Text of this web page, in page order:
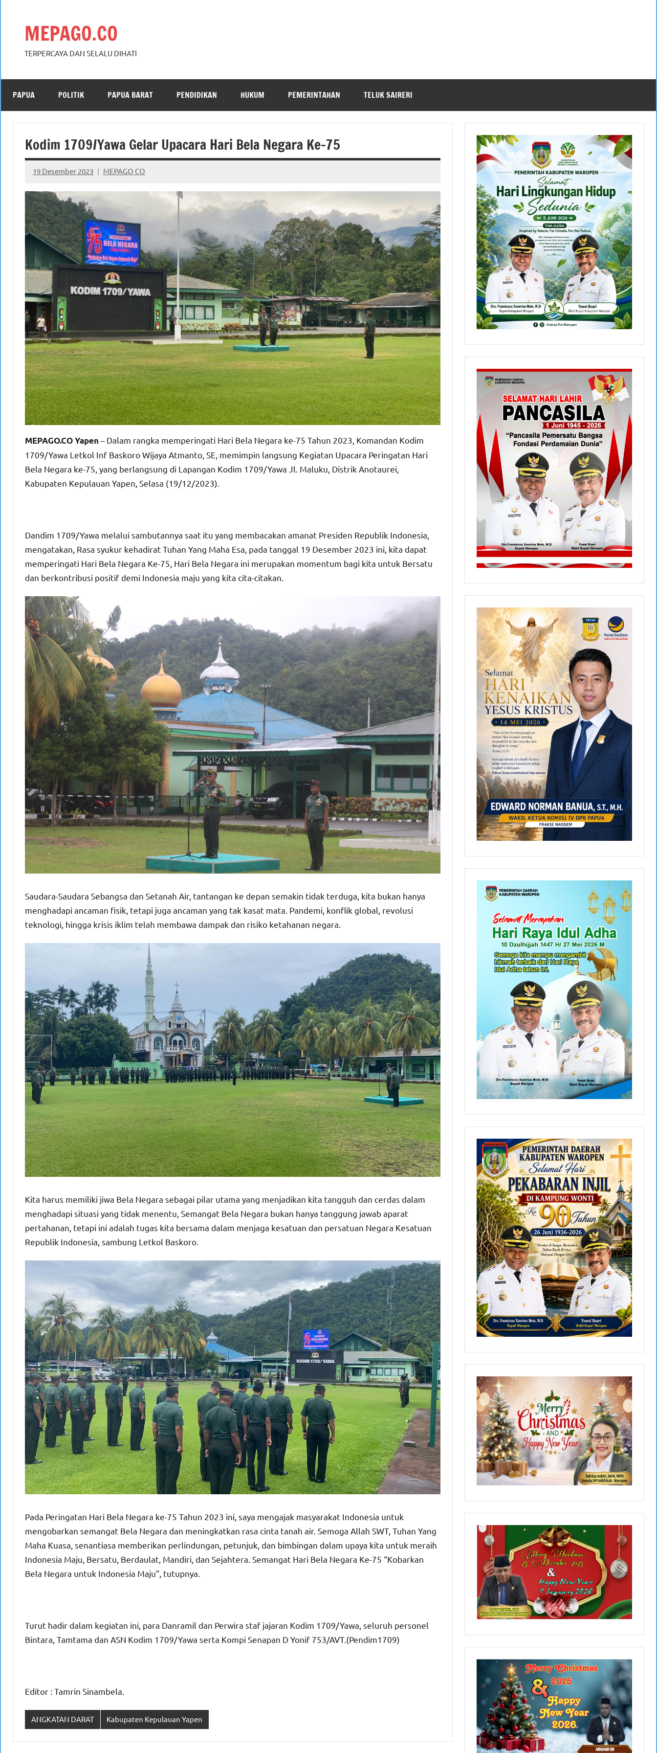
MEPAGO.CO
TERPERCAYA DAN SELALU DIHATI
PAPUA POLITIK PAPUA BARAT PENDIDIKAN HUKUM PEMERINTAHAN TELUK SAIRERI
Kodim 1709/Yawa Gelar Upacara Hari Bela Negara Ke-75
19 Desember 2023 MEPAGO CO
No
comments
MEPAGO.CO Yapen – Dalam rangka memperingati Hari Bela Negara ke-75 Tahun 2023, Komandan Kodim
1709/Yawa Letkol Inf Baskoro Wijaya Atmanto, SE, memimpin langsung Kegiatan Upacara Peringatan Hari
Bela Negara ke-75, yang berlangsung di Lapangan Kodim 1709/Yawa Jl. Maluku, Distrik Anotaurei,
Kabupaten Kepulauan Yapen, Selasa (19/12/2023).
Dandim 1709/Yawa melalui sambutannya saat itu yang membacakan amanat Presiden Republik Indonesia,
mengatakan, Rasa syukur kehadirat Tuhan Yang Maha Esa, pada tanggal 19 Desember 2023 ini, kita dapat
memperingati Hari Bela Negara Ke-75, Hari Bela Negara ini merupakan momentum bagi kita untuk Bersatu
dan berkontribusi positif demi Indonesia maju yang kita cita-citakan.
Saudara-Saudara Sebangsa dan Setanah Air, tantangan ke depan semakin tidak terduga, kita bukan hanya
menghadapi ancaman fisik, tetapi juga ancaman yang tak kasat mata. Pandemi, konflik global, revolusi
teknologi, hingga krisis iklim telah membawa dampak dan risiko ketahanan negara.
Kita harus memiliki jiwa Bela Negara sebagai pilar utama yang menjadikan kita tangguh dan cerdas dalam
menghadapi situasi yang tidak menentu, Semangat Bela Negara bukan hanya tanggung jawab aparat
pertahanan, tetapi ini adalah tugas kita bersama dalam menjaga kesatuan dan persatuan Negara Kesatuan
Republik Indonesia, sambung Letkol Baskoro.
Pada Peringatan Hari Bela Negara ke-75 Tahun 2023 ini, saya mengajak masyarakat Indonesia untuk
mengobarkan semangat Bela Negara dan meningkatkan rasa cinta tanah air. Semoga Allah SWT, Tuhan Yang
Maha Kuasa, senantiasa memberikan perlindungan, petunjuk, dan bimbingan dalam upaya kita untuk meraih
Indonesia Maju, Bersatu, Berdaulat, Mandiri, dan Sejahtera. Semangat Hari Bela Negara Ke-75 “Kobarkan
Bela Negara untuk Indonesia Maju”, tutupnya.
Turut hadir dalam kegiatan ini, para Danramil dan Perwira staf jajaran Kodim 1709/Yawa, seluruh personel
Bintara, Tamtama dan ASN Kodim 1709/Yawa serta Kompi Senapan D Yonif 753/AVT.(Pendim1709)
Editor : Tamrin Sinambela.
ANGKATAN DARAT Kabupaten Kepulauan Yapen